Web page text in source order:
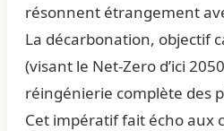
résonnent étrangement
La décarbonation, objectif
(visant le Net-Zero d’ici
réingénierie complète des
Cet impératif fait écho aux